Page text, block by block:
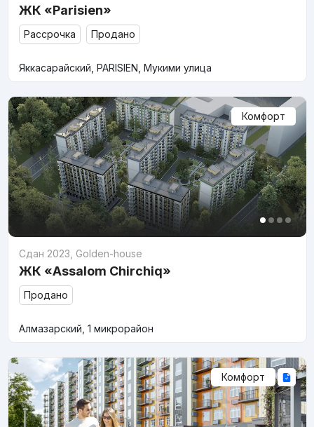
ЖК «Parisien»
Рассрочка Продано
Яккасарайский, PARISIEN, Мукими улица
Комфорт
Сдан 2023 Golden-house
ЖК «Assalom Chirchiq»
Продано
Алмазарский, 1 микрорайон
Комфорт